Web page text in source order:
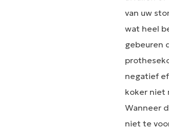
van uw
wat heel
gebeuren
negatief
koker niet
Wanneer
niet te